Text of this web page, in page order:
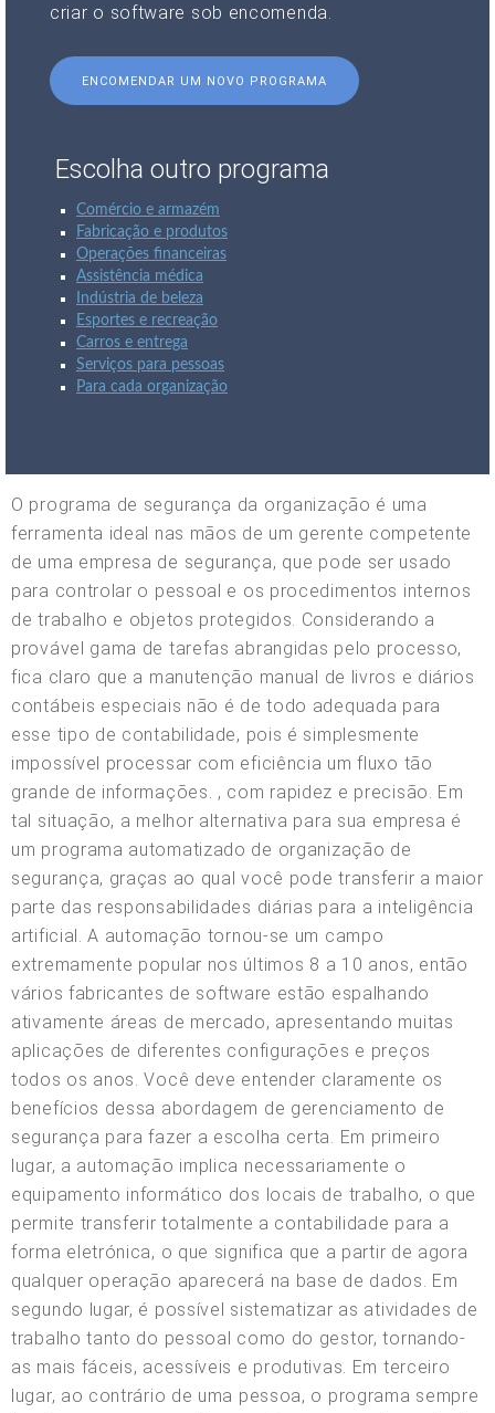
criar o software sob encomenda.
ENCOMENDAR UM NOVO PROGRAMA
Escolha outro programa
Comércio e armazém
Fabricação e produtos
Operações financeiras
Assistência médica
Indústria de beleza
Esportes e recreação
Carros e entrega
Serviços para pessoas
Para cada organização
O programa de segurança da organização é uma
ferramenta ideal nas mãos de um gerente competente
de uma empresa de segurança, que pode ser usado
para controlar o pessoal e os procedimentos internos
de trabalho e objetos protegidos. Considerando a
provável gama de tarefas abrangidas pelo processo,
fica claro que a manutenção manual de livros e diários
contábeis especiais não é de todo adequada para
esse tipo de contabilidade, pois é simplesmente
impossível processar com eficiência um fluxo tão
grande de informações. , com rapidez e precisão. Em
tal situação, a melhor alternativa para sua empresa é
um programa automatizado de organização de
segurança, graças ao qual você pode transferir a maior
parte das responsabilidades diárias para a inteligência
artificial. A automação tornou-se um campo
extremamente popular nos últimos 8 a 10 anos, então
vários fabricantes de software estão espalhando
ativamente áreas de mercado, apresentando muitas
aplicações de diferentes configurações e preços
todos os anos. Você deve entender claramente os
benefícios dessa abordagem de gerenciamento de
segurança para fazer a escolha certa. Em primeiro
lugar, a automação implica necessariamente o
equipamento informático dos locais de trabalho, o que
permite transferir totalmente a contabilidade para a
forma eletrónica, o que significa que a partir de agora
qualquer operação aparecerá na base de dados. Em
segundo lugar, é possível sistematizar as atividades de
trabalho tanto do pessoal como do gestor, tornando-
as mais fáceis, acessíveis e produtivas. Em terceiro
lugar, ao contrário de uma pessoa, o programa sempre